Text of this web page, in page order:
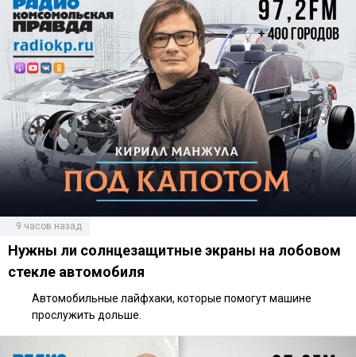
9 часов назад
Нужны ли солнцезащитные экраны на лобовом
стекле автомобиля
Автомобильные лайфхаки, которые помогут машине
прослужить дольше.